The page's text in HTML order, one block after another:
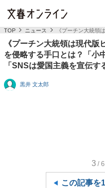
TOP ニュース 《プーチン大統領
《プーチン大統領は現代版
を侵略する手口とは？「小
「SNSは愛国主義を宣伝す
黒井 文太郎
3 /6
この記事を